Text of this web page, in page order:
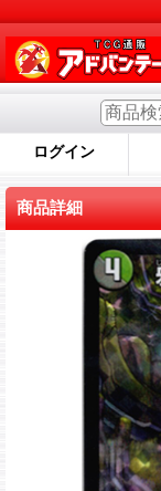
ログイン
商品詳細